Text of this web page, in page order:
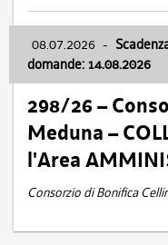
08.07.2026 -
domande: 14.08.2026
298/26 –
Meduna –
l'Area
Consorzio di Bonifica